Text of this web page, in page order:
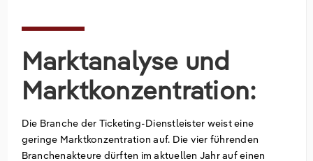
Marktanalyse und
Marktkonzentration:
Die Branche der Ticketing-Dienstleister weist eine
geringe Marktkonzentration auf. Die vier führenden
Branchenakteure dürften im aktuellen Jahr auf einen